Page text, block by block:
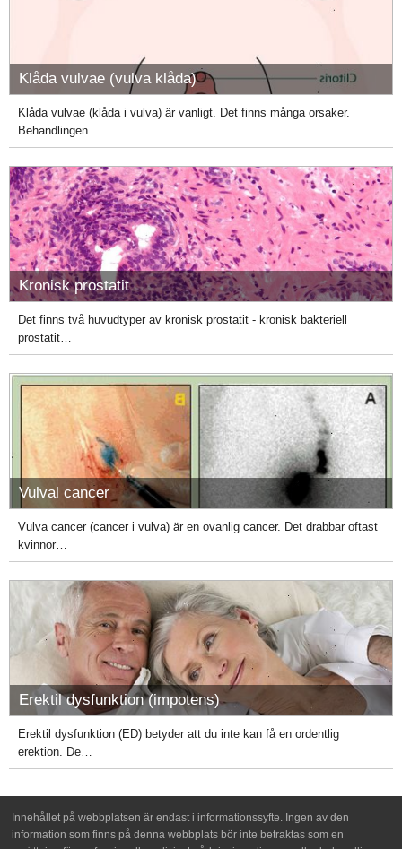
Klåda vulvae (vulva klåda)
Klåda vulvae (klåda i vulva) är vanligt. Det finns många orsaker.
Behandlingen…
Kronisk prostatit
Det finns två huvudtyper av kronisk prostatit - kronisk bakteriell
prostatit…
Vulval cancer
Vulva cancer (cancer i vulva) är en ovanlig cancer. Det drabbar oftast
kvinnor…
Erektil dysfunktion (impotens)
Erektil dysfunktion (ED) betyder att du inte kan få en ordentlig
erektion. De…
Innehållet på webbplatsen är endast i informationssyfte. Ingen av den
information som finns på denna webbplats bör inte betraktas som en